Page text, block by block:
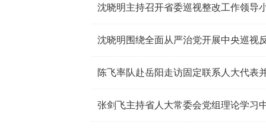
沈晓明主持召开省委巡视整改工作领导
沈晓明围绕全面从严治党开展中央巡视
陈飞率队赴岳阳走访固定联系人大代表
张剑飞主持省人大常委会党组理论学习